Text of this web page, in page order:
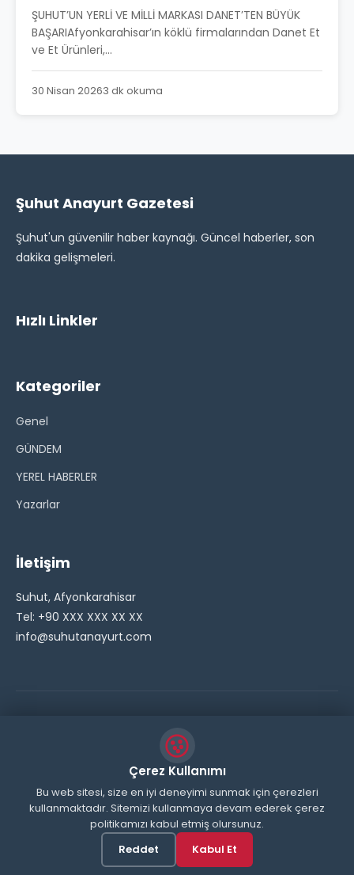
ŞUHUT’UN YERLİ VE MİLLİ MARKASI DANET’TEN BÜYÜK
BAŞARIAfyonkarahisar’ın köklü firmalarından Danet Et
ve Et Ürünleri,...
30 Nisan 20263 dk okuma
Şuhut Anayurt Gazetesi
Şuhut'un güvenilir haber kaynağı. Güncel haberler, son
dakika gelişmeleri.
Hızlı Linkler
Kategoriler
Genel
GÜNDEM
YEREL HABERLER
Yazarlar
İletişim
Suhut, Afyonkarahisar
Tel: +90 XXX XXX XX XX
info@suhutanayurt.com
Çerez Kullanımı
Bu web sitesi, size en iyi deneyimi sunmak için çerezleri
kullanmaktadır. Sitemizi kullanmaya devam ederek çerez
politikamızı kabul etmiş olursunuz.
Reddet
Kabul Et
// Side Widget Resim Fix (Dosya önbelleğini aşmak için
inline ekliyoruz) function suhut_widget_image_fix() {
echo ''; } add_action('wp_head',
'suhut_widget_image_fix'); // JavaScript ile sticky
header'ı engelle function remove_sticky_header_js() {